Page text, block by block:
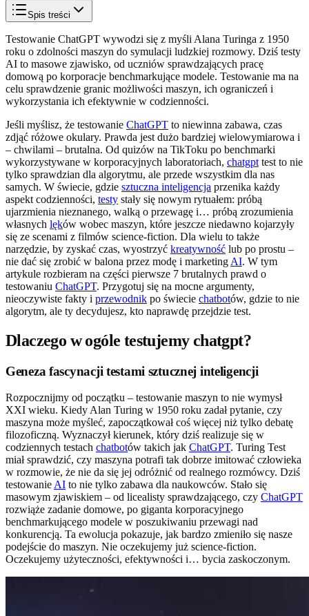
Spis treści
Testowanie ChatGPT wywodzi się z myśli Alana Turinga z 1950
roku o zdolności maszyn do symulacji ludzkiej rozmowy. Dziś testy
AI to masowe zjawisko, od uczniów sprawdzających pracę
domową po korporacje benchmarkujące modele. Testowanie ma na
celu sprawdzenie granic możliwości maszyn, ich ograniczeń i
wykorzystania ich efektywnie w codzienności.
Jeśli myślisz, że testowanie ChatGPT to niewinna zabawa, czas
zdjąć różowe okulary. Prawda jest dużo bardziej wielowymiarowa i
– chwilami – brutalna. Od quizów na TikToku po benchmarki
wykorzystywane w korporacyjnych laboratoriach, chatgpt test to nie
tylko sprawdzian dla algorytmu, ale przede wszystkim dla nas
samych. W świecie, gdzie sztuczna inteligencja przenika każdy
aspekt codzienności, testy stały się nowym rytuałem: próbą
ujarzmienia nieznanego, walką o przewagę i… próbą zrozumienia
własnych lęków wobec maszyn, które jeszcze niedawno kojarzyły
się ze scenami z filmów science-fiction. Dla wielu to także
narzędzie, by zyskać czas, wyostrzyć kreatywność lub po prostu –
nie dać się zrobić w balona przez modę i marketing AI. W tym
artykule rozbieram na części pierwsze 7 brutalnych prawd o
testowaniu ChatGPT. Przygotuj się na mocne argumenty,
nieoczywiste fakty i przewodnik po świecie chatbotów, gdzie to nie
algorytm, ale ty decydujesz, kto naprawdę przejdzie test.
Dlaczego w ogóle testujemy chatgpt?
Geneza fascynacji testami sztucznej inteligencji
Rozpocznijmy od początku – testowanie maszyn to nie wymysł
XXI wieku. Kiedy Alan Turing w 1950 roku zadał pytanie, czy
maszyna może myśleć, zapoczątkował coś więcej niż tylko debatę
filozoficzną. Wyznaczył kierunek, który dziś realizuje się w
codziennych testach chatbotów takich jak ChatGPT. Turing Test
miał sprawdzić, czy maszyna potrafi tak dobrze imitować człowieka
w rozmowie, że nie da się jej odróżnić od realnego rozmówcy. Dziś
testowanie AI to nie tylko zabawa dla naukowców. Stało się
masowym zjawiskiem – od licealisty sprawdzającego, czy ChatGPT
rozwiąże zadanie domowe, po giganta korporacyjnego
benchmarkującego modele w poszukiwaniu przewagi nad
konkurencją. Ta ewolucja pokazuje, jak bardzo zmieniło się nasze
podejście do maszyn. Nie oczekujemy już science-fiction.
Oczekujemy użyteczności, efektywności i… bycia zaskoczonym.